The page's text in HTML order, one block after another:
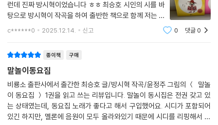
다.
동요를 들으며 우리말의 재미와 한글도 배운다!
자” “거미 거미 왕거미” 등 비슷한 문구나 단어가 반복되는 동요를 따라 부
르며 책을 보다 보면 글자에 대해 관심을 갖게 되고, 글자를 익힐 수 있을
것이다. 텍스트 크기 또한 기존 동시집에 비해 크게 하여 우리말의 소리나
리듬뿐 아니라 생김새를 식별하는 데 도움을 주고자 했다. 아이들은 말놀
이 동요를 통해 다양한 낱말을 익히고 그 소리와 뜻을 요리조리 맛보면서
우리말의 재미와 특성도 배울 수 있을 것이다.
런데 진짜 방시혁이었습니다 ㅎㅎ 최승호 시인의 시를 바
탕으로 방시혁이 작곡을 하여 출반한 책으로 함께 저는 시
디를 정말 많이 들었네요 추천해요
c******0 2025.12.14. 신고 0 댓글0
종이책 구매
말놀이동요집
비룡소 출판사에서 출간한 최승호 글/방시혁 작곡/윤정주 그림의 ＜ 말놀
이 동요집 ＞ 1권을 읽고 쓰는 리뷰입니다. 말놀이 동시집은 전권 갖고 있
는 상태였는데, 동요집 노래가 좋다고 해서 구입했어요. 시디가 포함되어
있긴 하지만, 멜론에 음원이 모두 올라와있기 때문에 시디를 리핑해서 듣